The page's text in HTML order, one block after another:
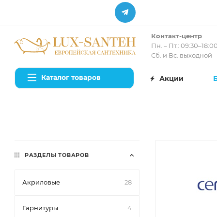
Контакт-центр
Пн. – Пт.: 09:30–18:00
Сб. и Вс. выходной
Каталог товаров Акции
РАЗДЕЛЫ ТОВАРОВ
Акриловые 28
Гарнитуры 4